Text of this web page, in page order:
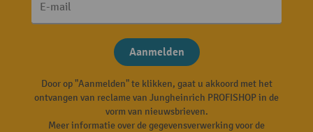
E-mail
Aanmelden
Door op "Aanmelden" te klikken, gaat u akkoord met het
ontvangen van reclame van Jungheinrich PROFISHOP in de
vorm van nieuwsbrieven.
Meer informatie over de gegevensverwerking voor de